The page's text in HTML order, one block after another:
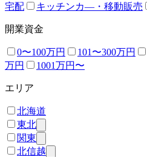
宅配
キッチンカ―・移動販売
開業資金
0〜100万円 101〜300万円
万円
1001万円〜
エリア
北海道
東北
関東
北信越